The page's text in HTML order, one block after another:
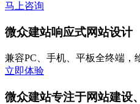
马上咨询
微众建站响应式网站设计
兼容PC、手机、平板全终端，
立即体验
微众建站专注于网站建设